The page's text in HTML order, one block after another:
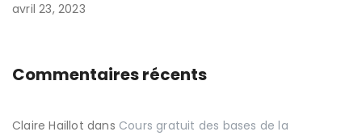
avril 23, 2023
Commentaires récents
Claire Haillot dans Cours gratuit des bases de la